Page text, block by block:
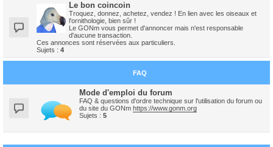
Le bon coincoin
Troquez, donnez, achetez, vendez ! En lien avec les oiseaux et
l'ornithologie, bien sûr !
Le GONm vous permet d'annoncer mais n'est responsable
d'aucune transaction.
Ces annonces sont réservées aux particuliers.
Sujets : 4
FAQ
Mode d'emploi du forum
FAQ & questions d'ordre technique sur l'utilisation du forum ou
du site du GONm https://www.gonm.org
Sujets : 5